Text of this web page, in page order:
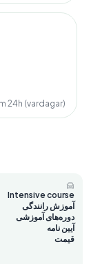
24h (vardagar)
Intensive course
آموزش رانندگی
دوره‌های آموزشی
آیین نامه
قیمت